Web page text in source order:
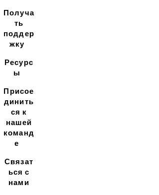
Получа
ть
поддер
жку
Ресурс
ы
Присое
динить
ся к
нашей
команд
е
Связат
ься с
нами